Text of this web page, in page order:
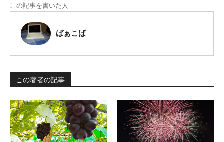
この記事を書いた人
ばぁこば
この著者の記事